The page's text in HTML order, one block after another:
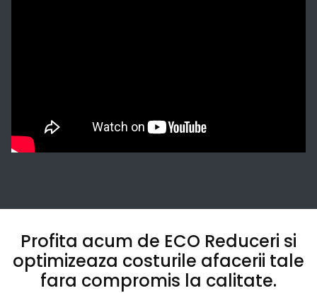
Profita acum de ECO Reduceri si
optimizeaza costurile afacerii tale
fara compromis la calitate.